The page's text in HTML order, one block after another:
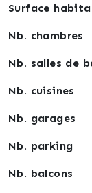
Surface
Nb. chambres
Nb. salles de
Nb. cuisines
Nb. garages
Nb. parking
Nb. balcons